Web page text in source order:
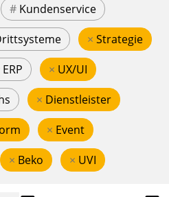
# Kundenservice
× Strategie
ERP × UX/UI
× Dienstleister
× Event
× Beko × UVI